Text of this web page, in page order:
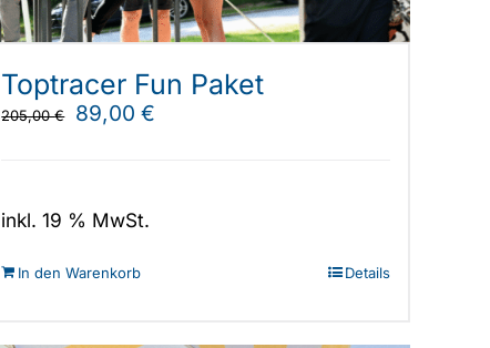
Toptracer Fun Paket
205,00€
Ursprünglicher
89,00€
inkl. 19 % MwSt.
In den Warenkorb Details